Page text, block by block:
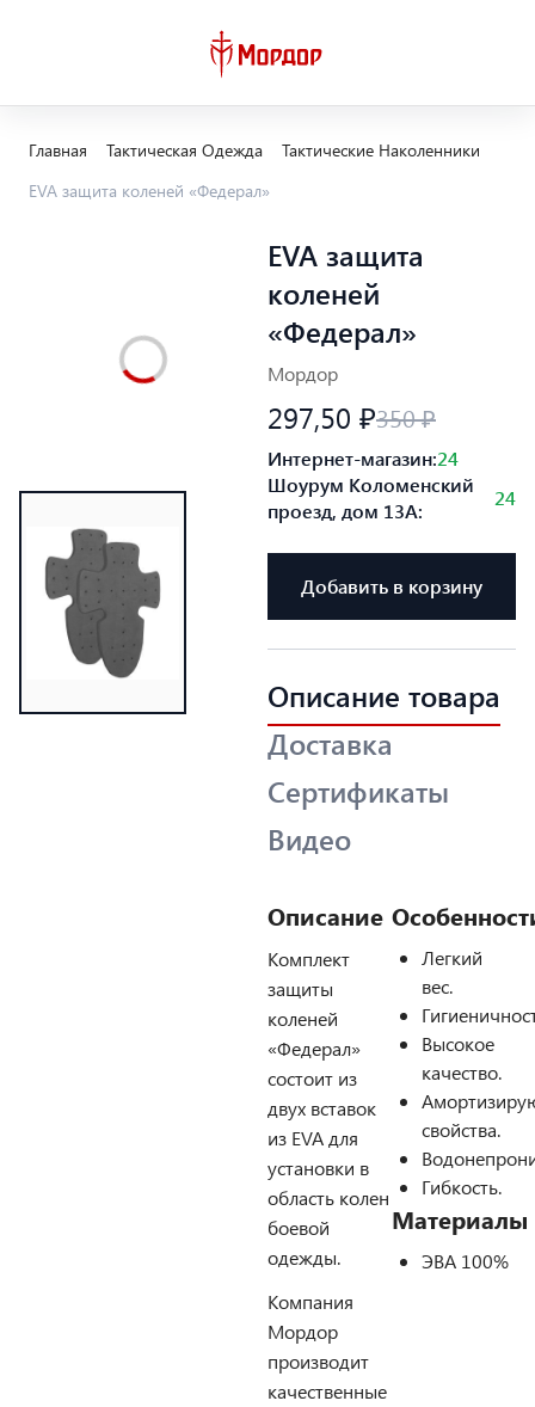
Главная Тактическая Одежда
Тактические Наколенники
EVA защита коленей «Федерал»
EVA защита
коленей
«Федерал»
Мордор
297,50 ₽350 ₽
Интернет-магазин:24
Шоурум Коломенский
проезд, дом 13А:
24
Добавить в корзину
Описание товара
Доставка
Сертификаты
Видео
Описание
Комплект
защиты
коленей
«Федерал»
состоит из
двух вставок
из EVA для
установки в
область колен
боевой
одежды.
Компания
Мордор
производит
качественные
Легкий
вес.
Высокое
качество.
свойства.
Гибкость.
Материалы
ЭВА 100%